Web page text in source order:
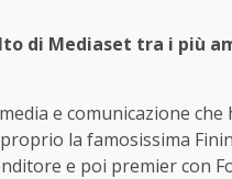
di Mediaset tra i più
e comunicazione che
la famosissima
e poi premier con